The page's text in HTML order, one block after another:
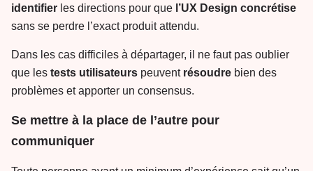
identifier les directions pour que l’UX Design concrétise
sans se perdre l’exact produit attendu.
Dans les cas difficiles à départager, il ne faut pas oublier
que les tests utilisateurs peuvent résoudre bien des
problèmes et apporter un consensus.
Se mettre à la place de l’autre pour
communiquer